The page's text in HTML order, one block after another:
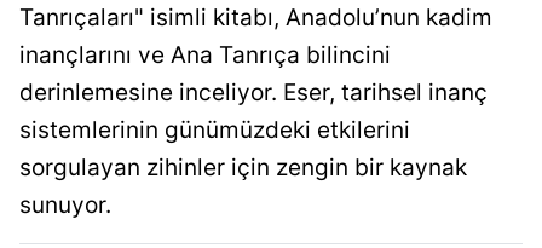
Tanrıçaları" isimli kitabı, Anadolu’nun kadim
inançlarını ve Ana Tanrıça bilincini
derinlemesine inceliyor. Eser, tarihsel inanç
sistemlerinin günümüzdeki etkilerini
sorgulayan zihinler için zengin bir kaynak
sunuyor.